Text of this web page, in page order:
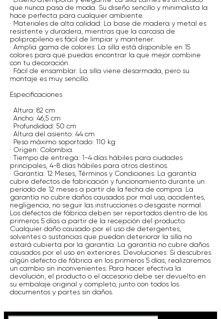
que nunca pasa de moda. Su diseño sencillo y minimalista la
hace perfecta para cualquier ambiente.
· Materiales de alta calidad: La base de madera y metal es
resistente y duradera, mientras que la carcasa de
polipropileno es fácil de limpiar y mantener.
· Amplia gama de colores: La silla está disponible en 15
colores para que puedas encontrar la que mejor combine
con tu decoración.
· Fácil de ensamblar: La silla viene desarmada, pero su
montaje es muy sencillo.
Especificaciones
· Altura: 82 cm
· Ancho: 46,5 cm
· Profundidad: 50 cm
· Altura del asiento: 44 cm
· Peso máximo soportado: 110 kg
· Origen: Colombia.
· Tiempo de entrega: 1-4 días hábiles para ciudades
principales, 4-8 días hábiles para otros destinos.
· Garantía: 12 Meses, Términos y Condiciones: La garantía
cubre defectos de fabricación y funcionamiento durante un
período de 12 meses a partir de la fecha de compra. La
garantía no cubre daños causados por mal uso, accidentes,
negligencia, no seguir las instrucciones o desgaste normal.
Los defectos de fábrica deben ser reportados dentro de los
primeros 5 días a partir de la recepción del producto.
Cualquier daño causado por el uso de detergentes,
solventes o sustancias que puedan deteriorar la silla no
estará cubierta por la garantía. La garantía no cubre daños
causados por el uso en exteriores. Devoluciones: Si descubres
algún defecto de fábrica en los primeros 5 días, realizaremos
un cambio sin inconvenientes. Para hacer efectiva la
devolución, el producto o el accesorio debe ser devuelto en
su embalaje original y completo, junto con todos los
documentos y partes sin daños.